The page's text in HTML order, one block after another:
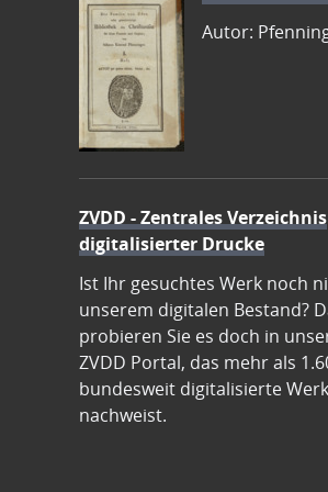
Autor:
ZVDD - Zentrales Verzeichnis
digitalisierter Drucke
Ist Ihr gesuchtes Werk noch
unserem digitalen Bestand?
probieren Sie es doch in
ZVDD Portal, das mehr als
bundesweit digitalisierte
nachweist.